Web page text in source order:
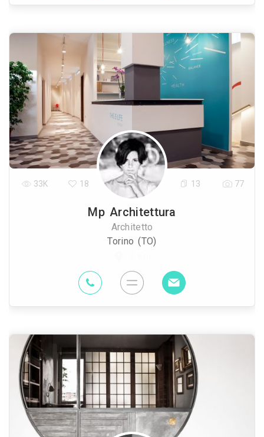
Mp Architettura
Architetto
Torino (TO)
33K 18 13 77